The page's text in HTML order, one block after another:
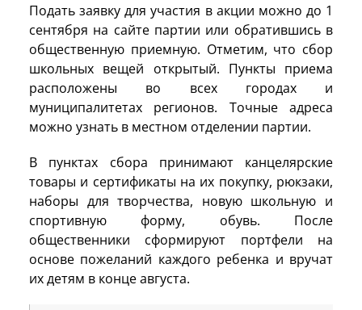
Подать заявку для участия в акции можно до 1
сентября на сайте партии или обратившись в
общественную приемную. Отметим, что сбор
школьных вещей открытый. Пункты приема
расположены во всех городах и
муниципалитетах регионов. Точные адреса
можно узнать в местном отделении партии.
В пунктах сбора принимают канцелярские
товары и сертификаты на их покупку, рюкзаки,
наборы для творчества, новую школьную и
спортивную форму, обувь. После
общественники сформируют портфели на
основе пожеланий каждого ребенка и вручат
их детям в конце августа.